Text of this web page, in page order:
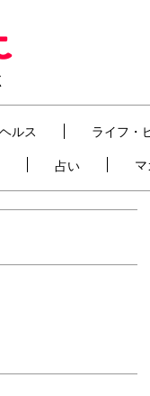
ルス ライフ・
占い